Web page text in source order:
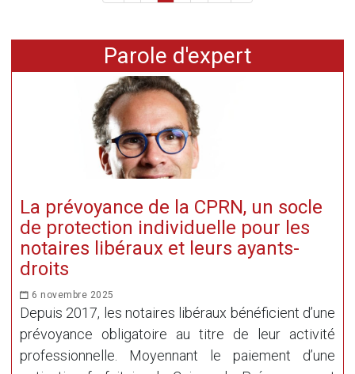
Parole d'expert
La prévoyance de la CPRN, un socle
de protection individuelle pour les
notaires libéraux et leurs ayants-
droits
6 novembre 2025
Depuis 2017, les notaires libéraux bénéficient d’une
prévoyance obligatoire au titre de leur activité
professionnelle. Moyennant le paiement d’une